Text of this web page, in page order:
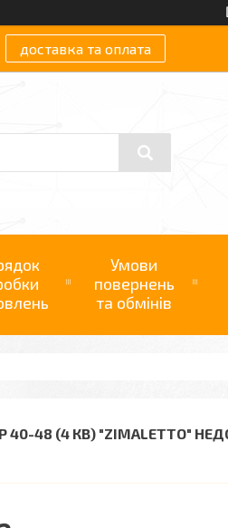
доставка та оплата
Умови
повернень
та обмінів
48 (4 КВ) "ZIMALETTO"